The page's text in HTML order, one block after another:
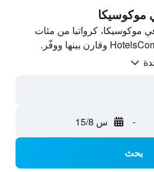
موكوسيكا
موكوسيكا، كرواتيا من مئات
- س 15/8
بحث